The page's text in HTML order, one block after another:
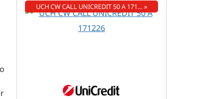
UCH CW CALL UNICREDIT 50 A 171… »